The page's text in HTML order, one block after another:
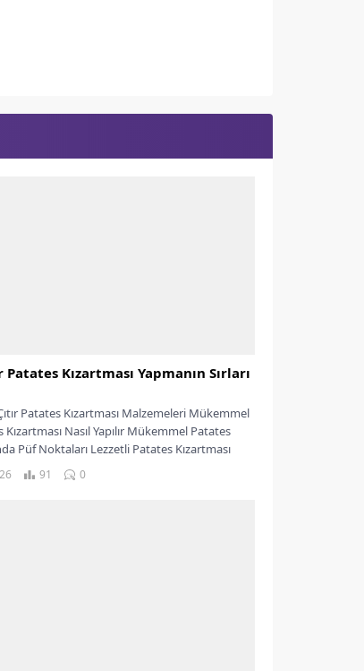
Patates Kızartması Yapmanın Sırları
Patates Kızartması Malzemeleri Mükemmel
Kızartması Nasıl Yapılır Mükemmel Patates
Püf Noktaları Lezzetli Patates Kızartması
91 0